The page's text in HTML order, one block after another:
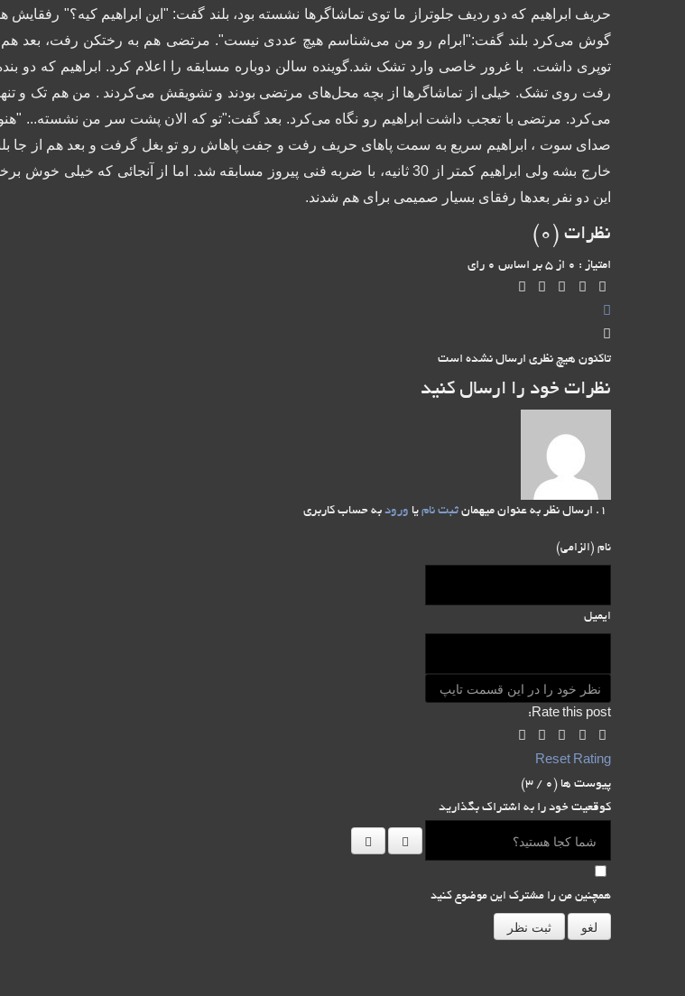
حریف ابراهیم که دو ردیف جلوتراز ما توی تماشاگرها نشسته بود، بلند گفت: "این ابراهیم کیه؟" رفقایش
گوش می‌کرد بلند گفت:"ابرام رو من می‌شناسم هیچ عددی نیست". مرتضی هم به رختکن رفت، بعد
توپری داشت. با غرور خاصی وارد تشک شد.گوینده سالن دوباره مسابقه را اعلام کرد. ابراهیم که دو
رفت روی تشک. خیلی از تماشاگرها از بچه محل‌های مرتضی بودند و تشویقش می‌کردند . من هم تک و
می‌کرد. مرتضی با تعجب داشت ابراهیم رو نگاه می‌کرد. بعد گفت:"تو که الان پشت سر من نشسته...
صدای سوت ، ابراهیم سریع به سمت پاهای حریف رفت و جفت پاهاش رو تو بغل گرفت و بعد هم از جا
خارج بشه ولی ابراهیم کمتر از 30 ثانیه، با ضربه فنی پیروز مسابقه شد. اما از
این دو نفر بعدها رفقای بسیار صمیمی برای هم شدند.
نظرات ( 0
)
امتیاز : 0 از 5 بر اساس 0 رای
تاکنون هیچ نظری ارسال نشده است
نظرات خود را ارسال کنید
ارسال نظر به عنوان میهمان ثبت نام یا ورود به حساب کاربری
نام (الزامی)
ایمیل
Rate this post:
Reset Rating
پیوست ها ( 0
/ 3)
کوقعیت خود را به اشتراک بگذارید
همچنین من را مشترک این موضوع کنید
لغو ثبت نظر